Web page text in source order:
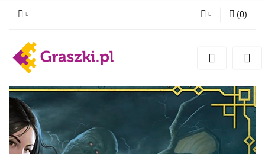
Zarejestruj się
Zgody cookies
(0)